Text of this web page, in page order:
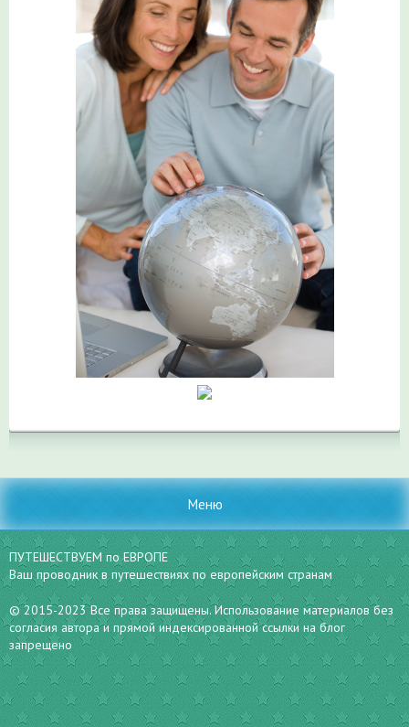
Меню
ПУТЕШЕСТВУЕМ по ЕВРОПЕ
Ваш проводник в путешествиях по европейским странам
© 2015-2023 Все права защищены. Использование материалов без
согласия автора и прямой индексированной ссылки на блог
запрещено